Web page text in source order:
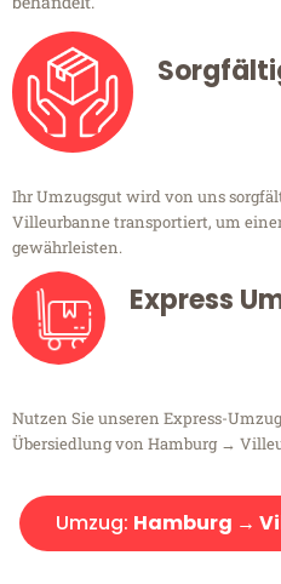
Ihr Umzugsgut wird von uns
Villeurbanne transportiert, um
gewährleisten.
Express
Nutzen Sie unseren Express-
Übersiedlung von Hamburg →
Umzug: Hamburg →